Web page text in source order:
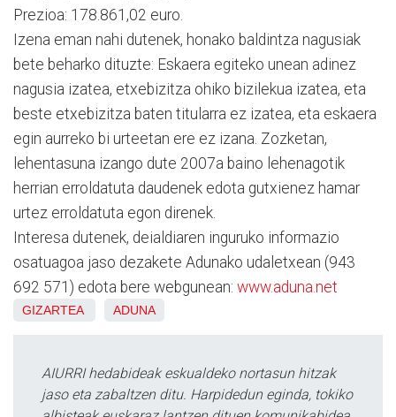
Prezioa: 178.861,02 euro.
Izena eman nahi dutenek, honako baldintza nagusiak
bete beharko dituzte: Eskaera egiteko unean adinez
nagusia izatea, etxebizitza ohiko bizilekua izatea, eta
beste etxebizitza baten titularra ez izatea, eta eskaera
egin aurreko bi urteetan ere ez izana. Zozketan,
lehentasuna izango dute 2007a baino lehenagotik
herrian erroldatuta daudenek edota gutxienez hamar
urtez erroldatuta egon direnek.
Interesa dutenek, deialdiaren inguruko informazio
osatuagoa jaso dezakete Adunako udaletxean (943
692 571) edota bere webgunean: www.aduna.net
GIZARTEA ADUNA
AIURRI hedabideak eskualdeko nortasun hitzak
jaso eta zabaltzen ditu. Harpidedun eginda, tokiko